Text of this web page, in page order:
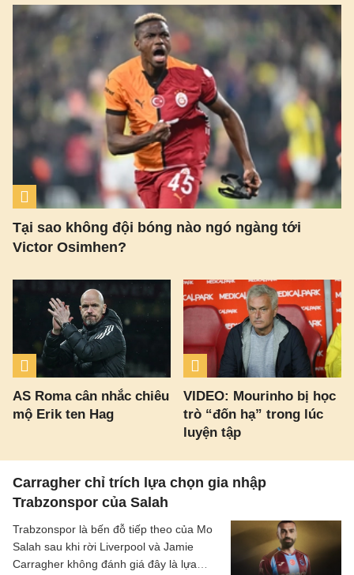
Tại sao không đội bóng nào ngó ngàng tới
Victor Osimhen?
AS Roma cân nhắc chiêu
mộ Erik ten Hag
VIDEO: Mourinho bị học
trò “đốn hạ” trong lúc
luyện tập
Carragher chỉ trích lựa chọn gia nhập
Trabzonspor của Salah
Trabzonspor là bến đỗ tiếp theo của Mo
Salah sau khi rời Liverpool và Jamie
Carragher không đánh giá đây là lựa